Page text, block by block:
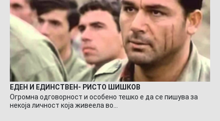
ЕДЕН И ЕДИНСТВЕН- РИСТО ШИШКОВ
Огромна одговорност и особено тешко е да се пишува за
некоја личност која живеела во…